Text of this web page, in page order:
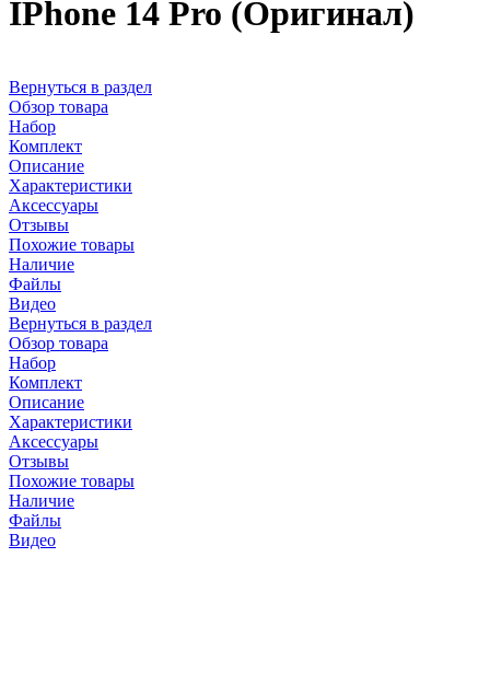
IPhone 14 Pro (Оригинал)
Вернуться в раздел
Обзор товара
Набор
Комплект
Описание
Характеристики
Аксессуары
Отзывы
Похожие товары
Наличие
Файлы
Видео
Вернуться в раздел
Обзор товара
Набор
Комплект
Описание
Характеристики
Аксессуары
Отзывы
Похожие товары
Наличие
Файлы
Видео